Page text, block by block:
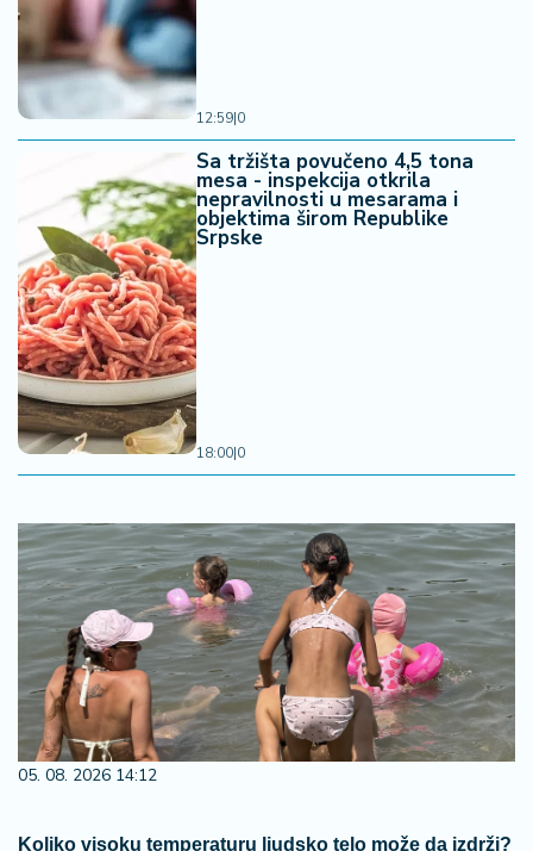
12:59|0
Sa tržišta povučeno 4,5 tona
mesa - inspekcija otkrila
nepravilnosti u mesarama i
objektima širom Republike
Srpske
18:00|0
05. 08. 2026 14:12
Koliko visoku temperaturu ljudsko telo može da izdrži?